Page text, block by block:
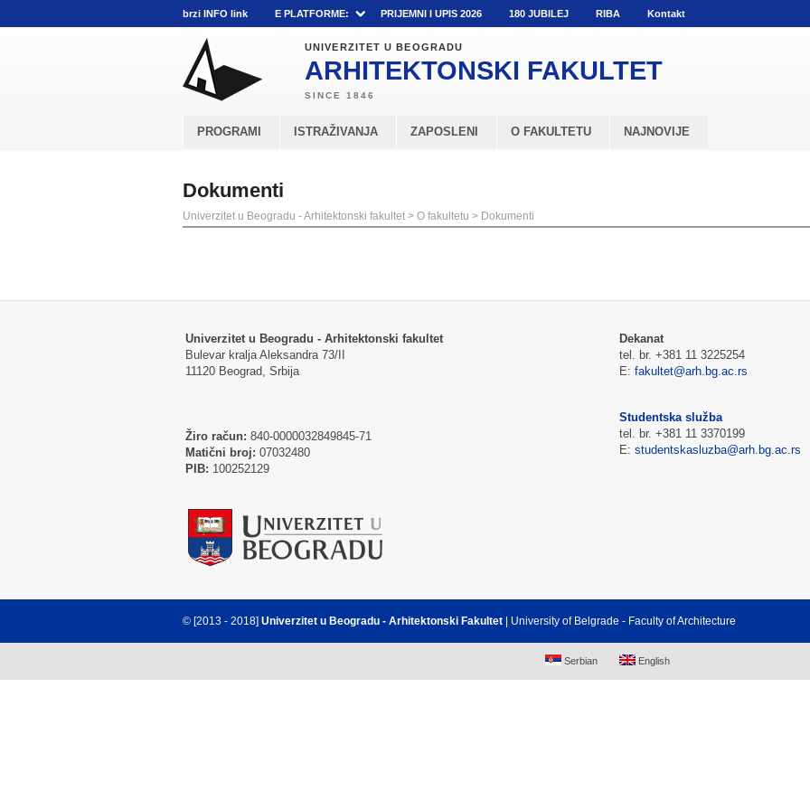
brzi INFO link E PLATFORME: PRIJEMNI I UPIS 2026 180 JUBILEJ RIBA Kontakt
UNIVERZITET U BEOGRADU
ARHITEKTONSKI FAKULTET
PROGRAMI ISTRAŽIVANJA ZAPOSLENI O FAKULTETU NAJNOVIJE
Dokumenti
Univerzitet u Beogradu - Arhitektonski fakultet > O fakultetu > Dokumenti
Univerzitet u Beogradu - Arhitektonski fakultet
Bulevar kralja Aleksandra 73/II
11120 Beograd, Srbija
Žiro račun: 840-0000032849845-71
Matični broj: 07032480
PIB: 100252129
Dekanat
tel. br. +381 11 3225254
E: fakultet@arh.bg.ac.rs
Studentska služba
tel. br. +381 11 3370199
E: studentskasluzba@arh.bg.ac.rs
© [2013 - 2018] Univerzitet u Beogradu - Arhitektonski Fakultet | University of Belgrade - Faculty of Architecture
Serbian English